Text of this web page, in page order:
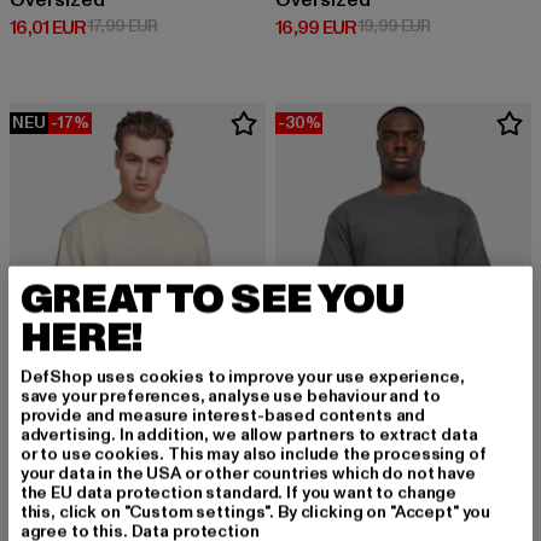
16,01 EUR
Derzeitiger Preis: 16,01 EUR
17,99 EURAktionspreis: 17,99 EUR
16,99 EUR
Derzeitiger Preis: 16,99 EUR
19,99 EURAktionspreis:
NEU -17%
URBAN CLASSICS
Oversized
14,93 EUR
Derzeitiger Preis: 14,93 EUR
17,99 EURAktionspreis: 17,99 EUR
-30%
URBAN CLASSICS
Heavy Oversized
15,99 EUR
Derzeitiger Preis: 15,99 EUR
22,99 EURAktionspreis:
GREAT TO SEE YOU
HERE!
DefShop uses cookies to improve your use experience,
save your preferences, analyse use behaviour and to
provide and measure interest-based contents and
advertising. In addition, we allow partners to extract data
or to use cookies. This may also include the processing of
your data in the USA or other countries which do not have
the EU data protection standard. If you want to change
this, click on "Custom settings". By clicking on "Accept" you
agree to this. Data protection